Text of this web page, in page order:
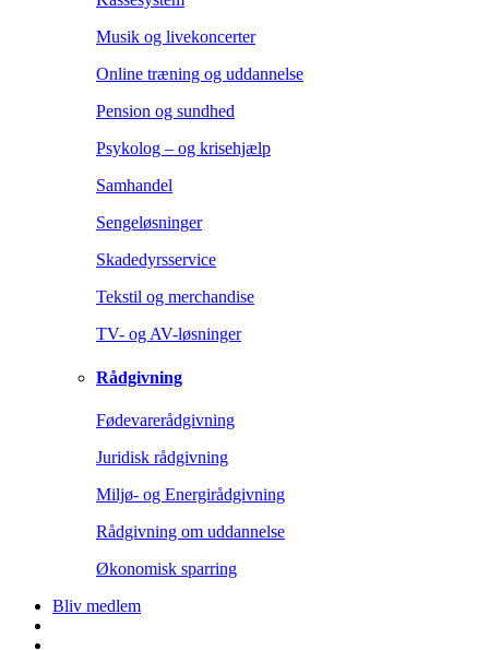
Musik og livekoncerter
Online træning og uddannelse
Pension og sundhed
Psykolog – og krisehjælp
Samhandel
Sengeløsninger
Skadedyrsservice
Tekstil og merchandise
TV- og AV-løsninger
Rådgivning
Fødevarerådgivning
Juridisk rådgivning
Miljø- og Energirådgivning
Rådgivning om uddannelse
Økonomisk sparring
Bliv medlem